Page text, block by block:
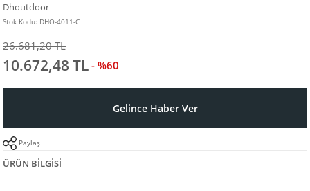
Dhoutdoor
Stok Kodu: DHO-4011-C
26.681,20 TL
10.672,48 TL - %60
Gelince Haber Ver
Paylaş
ÜRÜN BILGISI